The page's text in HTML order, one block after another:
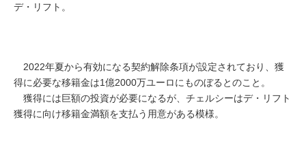
デ・リフト。
2022年夏から有効になる契約解除条項が設定されており、獲
得に必要な移籍金は1億2000万ユーロにものぼるとのこと。
獲得には巨額の投資が必要になるが、チェルシーはデ・リフト
獲得に向け移籍金満額を支払う用意がある模様。